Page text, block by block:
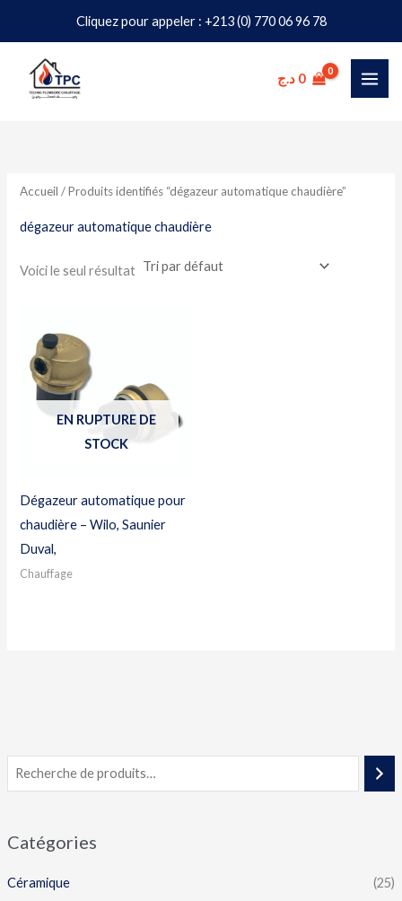
Cliquez pour appeler : +213 (0) 770 06 96 78
contenu
0 د.ج
Catégories
Céramique
(25)
Accueil / Produits identifiés “dégazeur automatique chaudière”
dégazeur automatique chaudière
Voici le seul résultat
EN RUPTURE DE
STOCK
Dégazeur automatique pour
chaudière – Wilo, Saunier
Duval,
Chauffage